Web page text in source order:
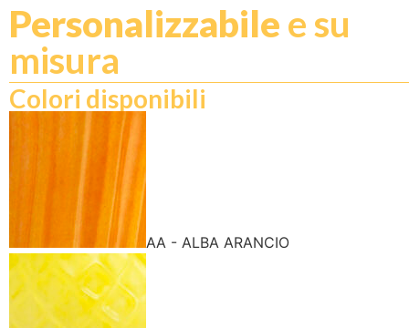
Personalizzabile e su
misura
Colori disponibili
AA - ALBA ARANCIO